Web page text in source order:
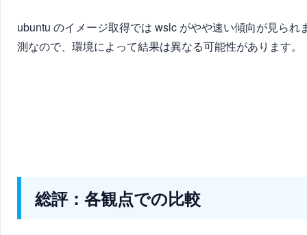
ubuntu のイメージ取得では wslc がやや速い傾向が見ら
測なので、環境によって結果は異なる可能性があります。
総評：各観点での比較